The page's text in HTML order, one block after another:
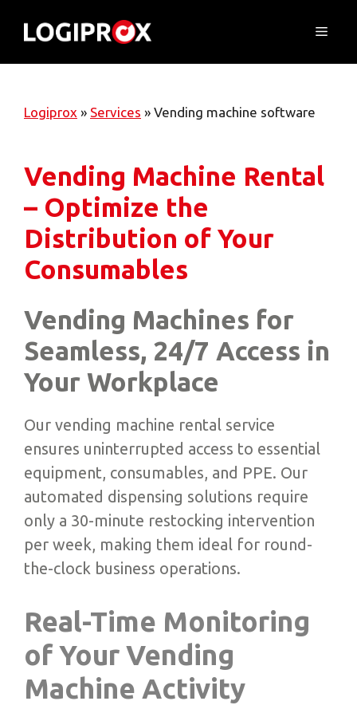
Menu
Logiprox » Services » Vending machine software
Vending Machine Rental
– Optimize the
Distribution of Your
Consumables
Vending Machines for
Seamless, 24/7 Access in
Your Workplace
Our vending machine rental service
ensures uninterrupted access to essential
equipment, consumables, and PPE. Our
automated dispensing solutions require
only a 30-minute restocking intervention
per week, making them ideal for round-
the-clock business operations.
Real-Time Monitoring
of Your Vending
Machine Activity